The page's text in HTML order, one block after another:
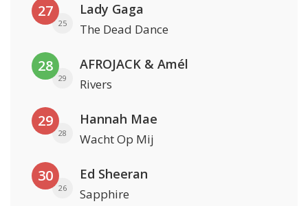
27
25
Lady Gaga
The Dead Dance
28
29
AFROJACK & Amél
Rivers
29
28
Hannah Mae
Wacht Op Mij
30
26
Ed Sheeran
Sapphire